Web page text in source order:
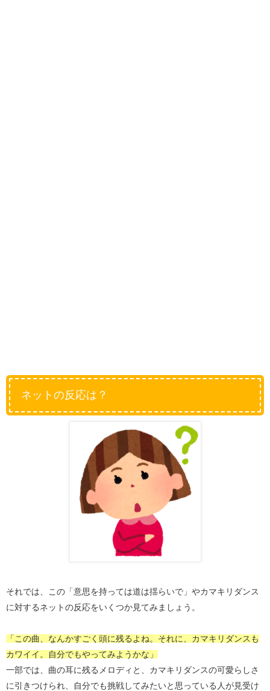
ネットの反応は？
それでは、この「意思を持っては道は揺らいで」やカマキリダンス
に対するネットの反応をいくつか見てみましょう。
「この曲、なんかすごく頭に残るよね。それに、カマキリダンスも
カワイイ。自分でもやってみようかな」
一部では、曲の耳に残るメロディと、カマキリダンスの可愛らしさ
に引きつけられ、自分でも挑戦してみたいと思っている人が見受け